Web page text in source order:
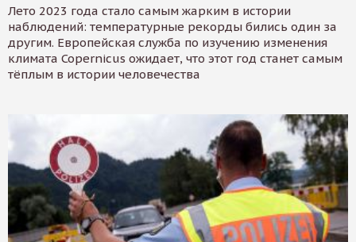
Лето 2023 года стало самым жарким в истории
наблюдений: температурные рекорды бились один за
другим. Европейская служба по изучению изменения
климата Copernicus ожидает, что этот год станет самым
тёплым в истории человечества